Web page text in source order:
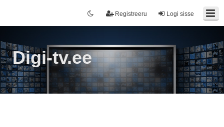
Logi sisse
Registreeru
Digi-tv.ee